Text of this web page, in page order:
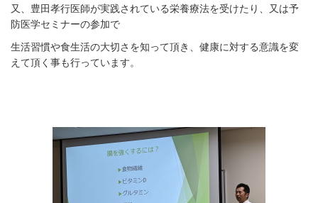
又、豊田孝行医師が実践されている栄養療法を受けたり、又は予
防医学セミナーの参加で
生活習慣や食生活の大切さを知って頂き、健康に対する意識を変
えて頂く事も行っています。